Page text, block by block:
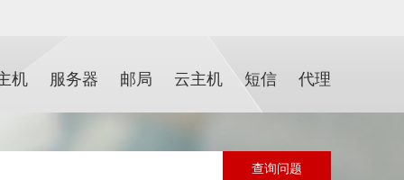
机 服务器 邮局 云主机 短信 代理